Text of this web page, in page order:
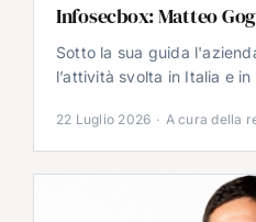
Infosecbox: Matteo
Sotto la sua guida
l’attività svolta in Italia e
22 Luglio 2026 · A cura della